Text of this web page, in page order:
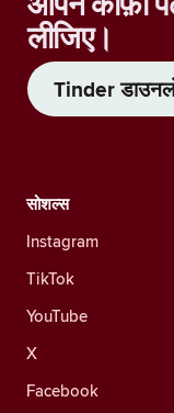
लीजिए।
Tinder
सोशल्स
Instagram
TikTok
YouTube
X
Facebook